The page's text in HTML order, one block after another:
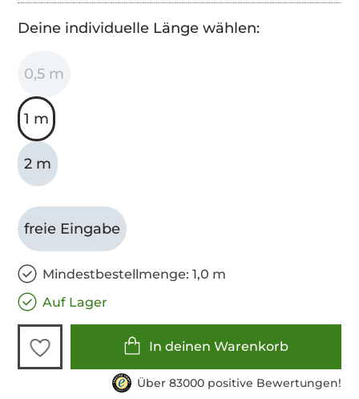
Deine individuelle Länge wählen:
0,5 m
1 m
2 m
freie Eingabe
Mindestbestellmenge: 1,0 m
Auf Lager
In deinen Warenkorb
Über 83000 positive Bewertungen!